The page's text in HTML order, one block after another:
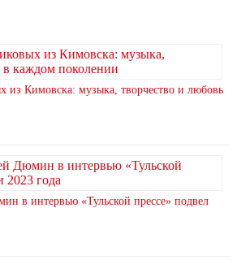
из Кимовска: музыка, творчество и любовь
в интервью «Тульской прессе» подвел